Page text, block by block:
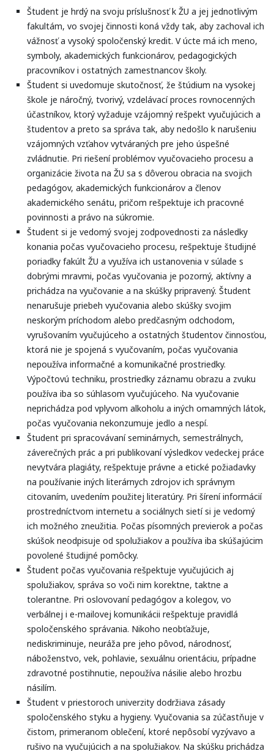
Študent je hrdý na svoju príslušnosť k ŽU a jej jednotlivým
fakultám, vo svojej činnosti koná vždy tak, aby zachoval ich
vážnosť a vysoký spoločenský kredit. V úcte má ich meno,
symboly, akademických funkcionárov, pedagogických
pracovníkov i ostatných zamestnancov školy.
Študent si uvedomuje skutočnosť, že štúdium na vysokej
škole je náročný, tvorivý, vzdelávací proces rovnocenných
účastníkov, ktorý vyžaduje vzájomný rešpekt vyučujúcich a
študentov a preto sa správa tak, aby nedošlo k narušeniu
vzájomných vzťahov vytváraných pre jeho úspešné
zvládnutie. Pri riešení problémov vyučovacieho procesu a
organizácie života na ŽU sa s dôverou obracia na svojich
pedagógov, akademických funkcionárov a členov
akademického senátu, pričom rešpektuje ich pracovné
povinnosti a právo na súkromie.
Študent si je vedomý svojej zodpovednosti za následky
konania počas vyučovacieho procesu, rešpektuje študijné
poriadky fakúlt ŽU a využíva ich ustanovenia v súlade s
dobrými mravmi, počas vyučovania je pozorný, aktívny a
prichádza na vyučovanie a na skúšky pripravený. Študent
nenarušuje priebeh vyučovania alebo skúšky svojim
neskorým príchodom alebo predčasným odchodom,
vyrušovaním vyučujúceho a ostatných študentov činnosťou,
ktorá nie je spojená s vyučovaním, počas vyučovania
nepoužíva informačné a komunikačné prostriedky.
Výpočtovú techniku, prostriedky záznamu obrazu a zvuku
používa iba so súhlasom vyučujúceho. Na vyučovanie
neprichádza pod vplyvom alkoholu a iných omamných látok,
počas vyučovania nekonzumuje jedlo a nespí.
Študent pri spracovávaní seminárnych, semestrálnych,
záverečných prác a pri publikovaní výsledkov vedeckej práce
nevytvára plagiáty, rešpektuje právne a etické požiadavky
na používanie iných literárnych zdrojov ich správnym
citovaním, uvedením použitej literatúry. Pri šírení informácií
prostredníctvom internetu a sociálnych sietí si je vedomý
ich možného zneužitia. Počas písomných previerok a počas
skúšok neodpisuje od spolužiakov a používa iba skúšajúcim
povolené študijné pomôcky.
Študent počas vyučovania rešpektuje vyučujúcich aj
spolužiakov, správa so voči nim korektne, taktne a
tolerantne. Pri oslovovaní pedagógov a kolegov, vo
verbálnej i e-mailovej komunikácii rešpektuje pravidlá
spoločenského správania. Nikoho neobťažuje,
nediskriminuje, neuráža pre jeho pôvod, národnosť,
náboženstvo, vek, pohlavie, sexuálnu orientáciu, prípadne
zdravotné postihnutie, nepoužíva násilie alebo hrozbu
násilím.
Študent v priestoroch univerzity dodržiava zásady
spoločenského styku a hygieny. Vyučovania sa zúčastňuje v
čistom, primeranom oblečení, ktoré nepôsobí vyzývavo a
rušivo na vyučujúcich a na spolužiakov. Na skúšku prichádza